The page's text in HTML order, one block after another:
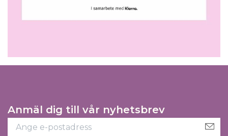
Anmäl dig till vår nyhetsbrev